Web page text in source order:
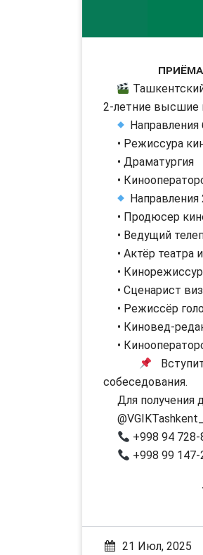
2-летние высшие
Направления
• Режиссура
• Драматургия
•
Направления
• Продюсер
• Ведущий
• Актёр театра
•
• Сценарист
• Режиссёр
• Киновед-
•
собеседования.
Для получения
+998 94 728-
+998 99 147-
21 Июл, 2025